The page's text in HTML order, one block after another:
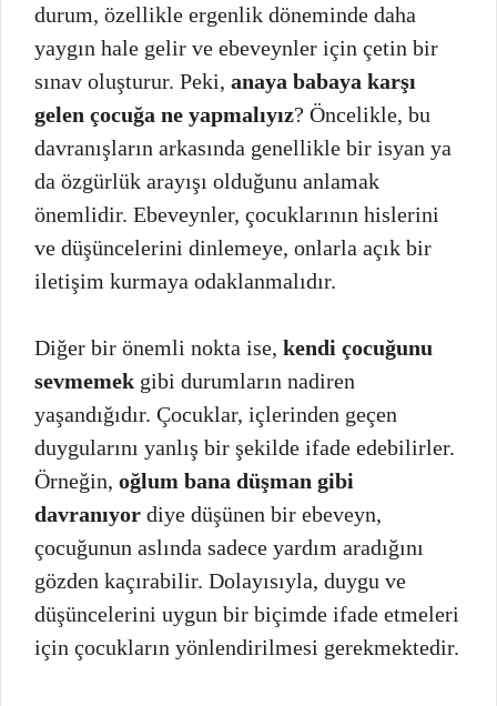
durum, özellikle ergenlik döneminde daha
yaygın hale gelir ve ebeveynler için çetin bir
sınav oluşturur. Peki, anaya babaya karşı
gelen çocuğa ne yapmalıyız? Öncelikle, bu
davranışların arkasında genellikle bir isyan ya
da özgürlük arayışı olduğunu anlamak
önemlidir. Ebeveynler, çocuklarının hislerini
ve düşüncelerini dinlemeye, onlarla açık bir
iletişim kurmaya odaklanmalıdır.
Diğer bir önemli nokta ise, kendi çocuğunu
sevmemek gibi durumların nadiren
yaşandığıdır. Çocuklar, içlerinden geçen
duygularını yanlış bir şekilde ifade edebilirler.
Örneğin, oğlum bana düşman gibi
davranıyor diye düşünen bir ebeveyn,
çocuğunun aslında sadece yardım aradığını
gözden kaçırabilir. Dolayısıyla, duygu ve
düşüncelerini uygun bir biçimde ifade etmeleri
için çocukların yönlendirilmesi gerekmektedir.